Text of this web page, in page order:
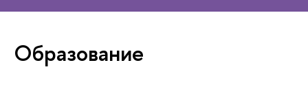
Образование